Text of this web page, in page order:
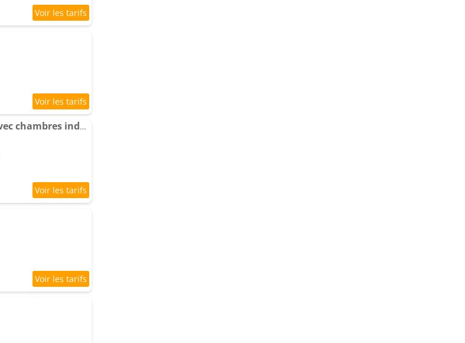
Appartement Jeanne d’Arc – 8 pers avec chambres indépendantes